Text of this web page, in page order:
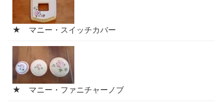
★ マニー・スイッチカバー
★ マニー・ファニチャーノブ